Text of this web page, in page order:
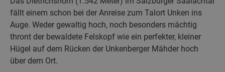
fällt einem schon bei der Anreise zum Talort Unken ins
Auge. Weder gewaltig hoch, noch besonders mächtig
thront der bewaldete Felskopf wie ein perfekter, kleiner
Hügel auf dem Rücken der Unkenberger Mähder hoch
über dem Ort.